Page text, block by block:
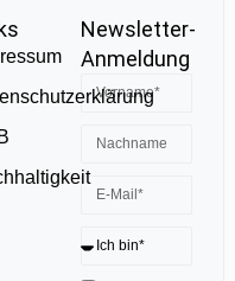
Newsletter-
Anmeldung